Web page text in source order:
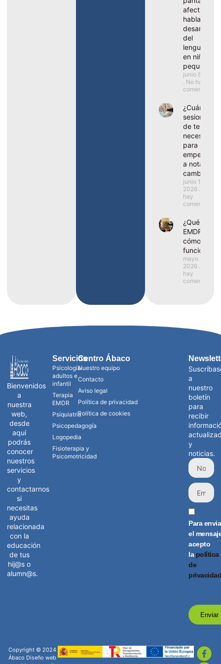
afectar al
habla y el
desarrollo
del
lenguaje
en niños
pequeños?
junio 8, 2026
No hay
comentarios
¿Cuántas
sesiones
de terapia
necesito
para
empezar
a notar
cambios?
junio 1,
2026
hay
comentarios
¿Qué es el
EMDR y
cómo
funciona?
mayo 25,
2026
hay
comentarios
Bienvenidos
a
nuestra
web,
desde
aquí
podrás
conocer
nuestros
servicios
y
contactarnos
si
necesitas
ayuda
relacionada
con la
educación
de tus
hij@s o
alumn@s.
Servicios
Psicología
adultos e
infantil
Terapia
EMDR
Psiquiatría
Psicopedagogía
Logopedia
Fisioterapia y
Psicomotricidad
Centro Ábaco
Nuestro equipo
Contacto
Aviso legal
Política de privacidad
Política de cookies
a
nuestro
boletín
para
recibir
y
noticias.
Para
el
acepto
la política
de
Enviar
Copyright © 2024
Ábaco Diseño web